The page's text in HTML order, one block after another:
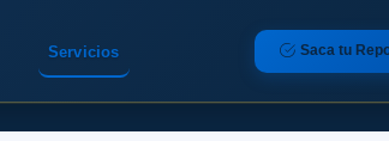
Servicios Saca tu